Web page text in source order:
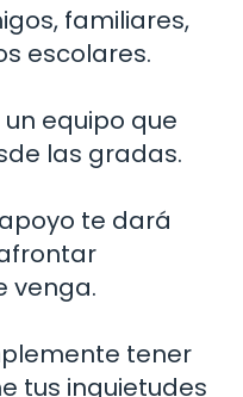
familiares,
escolares.
equipo que
las gradas.
te dará
venga.
tener
tus inquietudes